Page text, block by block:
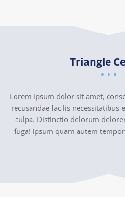
Triangle
Lorem ipsum dolor sit amet,
recusandae facilis necessitatibus
culpa. Distinctio dolorum
fuga! Ipsum quam autem